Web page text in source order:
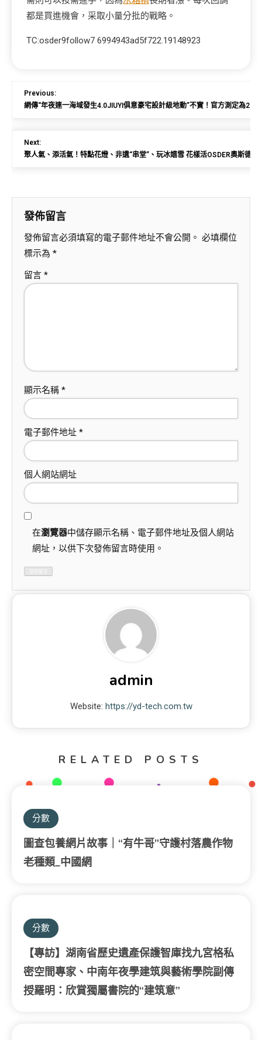
都是買進機會，采取小量分批的戰略。
TC:osder9follow7 6994943ad5f722.19148923
Previous:
網傳“年夜連一海域發生4.0JIUYI俱意豪宅設計級地動”不實！官方測定為2.9級
Next:
聚人氣、添活氣！特點花燈、非遺“串堂”、玩冰嬉雪 花樣活OSDER奧斯德汽
發佈留言
發佈留言必須填寫的電子郵件地址不會公開。 必填欄位
標示為 *
留言 *
顯示名稱 *
電子郵件地址 *
個人網站網址
在瀏覽器中儲存顯示名稱、電子郵件地址及個人網站
網址，以供下次發佈留言時使用。
admin
Website: https://yd-tech.com.tw
RELATED POSTS
分數
圖查包養網片故事｜“有牛哥”守護村落農作物
老種類_中國網
分數
【專訪】湖南省歷史遺產保護智庫找九宮格私
密空間專家、中南年夜學建筑與藝術學院副傳
授羅明：欣賞獨屬書院的“建筑意”